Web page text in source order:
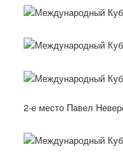
2-е место Павел